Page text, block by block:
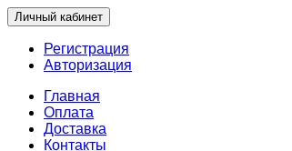
Личный кабинет
Регистрация
Авторизация
Главная
Оплата
Доставка
Контакты